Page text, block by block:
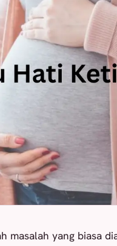
masalah yang biasa